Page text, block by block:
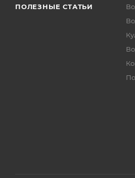
ПОЛЕЗНЫЕ СТАТЬИ